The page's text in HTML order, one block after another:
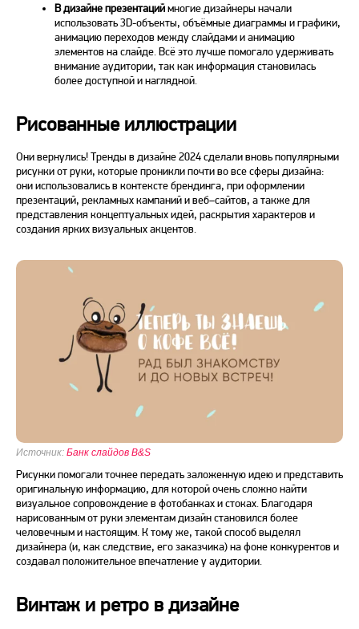
В дизайнепрезентациймногие дизайнеры начали
использовать 3D-объекты, объёмные диаграммы и графики,
анимацию переходов между слайдами и анимацию
элементов на слайде. Всё это лучше помогало удерживать
внимание аудитории, так как информация становилась
более доступной и наглядной.
Рисованные иллюстрации
Они вернулись!Тренды в дизайне 2024сделали вновь популярными
рисунки от руки, которые проникли почти во все сферы дизайна:
они использовались в контексте брендинга, при оформлении
презентаций, рекламных кампаний ивеб–сайтов, а также для
представления концептуальных идей, раскрытия характеров и
создания ярких визуальных акцентов.
Источник: Банк слайдов B&S
Рисунки помогали точнее передать заложенную идею и представить
оригинальную информацию, для которой очень сложно найти
визуальное сопровождение в фотобанках и стоках. Благодаря
нарисованным от руки элементам дизайнстановился более
человечным и настоящим. К тому же, такой способ выделял
дизайнера (и, как следствие, его заказчика) на фоне конкурентов и
создавал положительное впечатление у аудитории.
Винтаж и ретро в дизайне